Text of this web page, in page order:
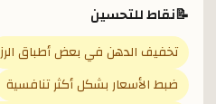
📝نقاط للتحسين
تخفيف الدهن في بعض أطباق الرز
ضبط الأسعار بشكل أكثر تنافسية